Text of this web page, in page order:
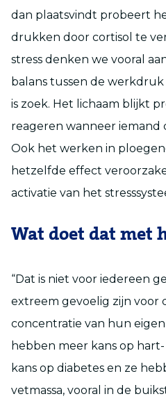
dan plaatsvindt probeert
drukken door cortisol te
stress denken we vooral
balans tussen de
is zoek. Het lichaam blijkt
reageren wanneer iemand
Ook het werken in
hetzelfde effect
activatie van het
Wat doet dat met
“Dat is niet voor iedereen
extreem gevoelig zijn voor
concentratie van hun
hebben meer kans op
kans op diabetes en ze
vetmassa, vooral in de